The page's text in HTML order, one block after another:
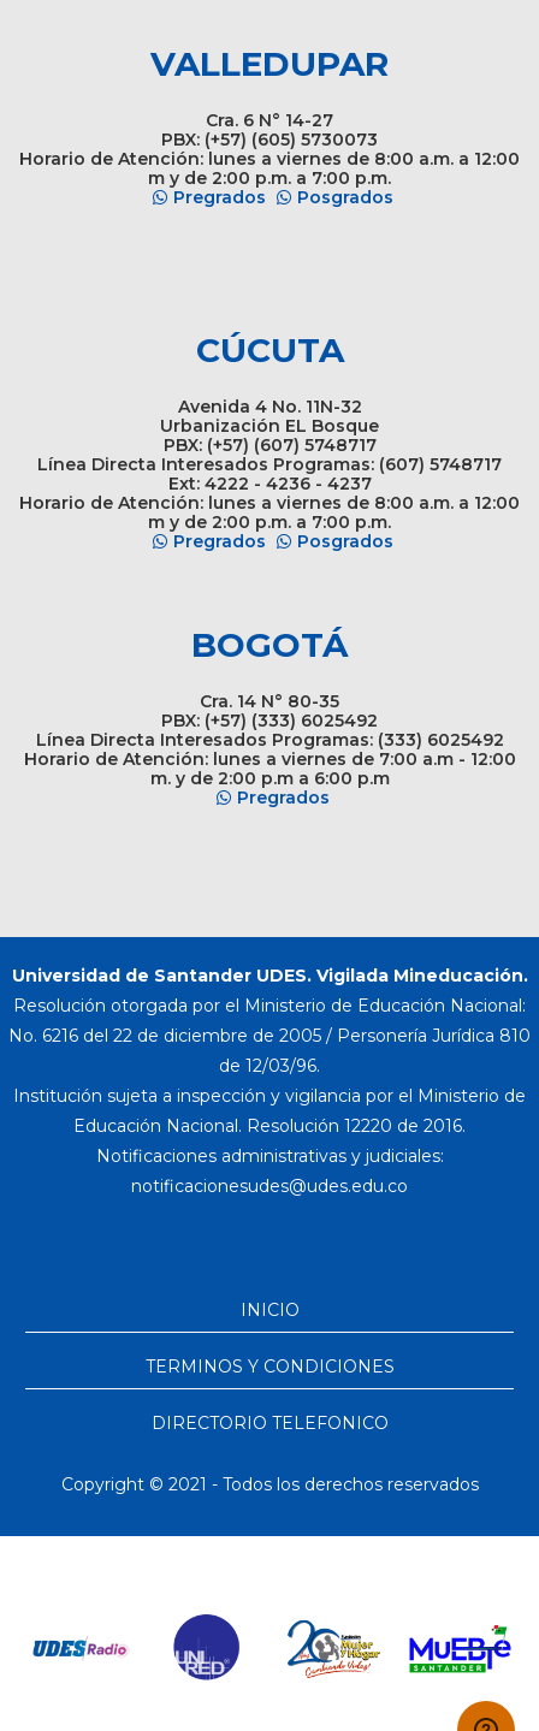
VALLEDUPAR
Cra. 6 N° 14-27
PBX: (+57) (605) 5730073
Horario de Atención: lunes a viernes de 8:00 a.m. a 12:00
m y de 2:00 p.m. a 7:00 p.m.
Pregrados
Posgrados
CÚCUTA
Avenida 4 No. 11N-32
Urbanización EL Bosque
PBX: (+57) (607) 5748717
Línea Directa Interesados Programas: (607) 5748717
Ext: 4222 - 4236 - 4237
Horario de Atención: lunes a viernes de 8:00 a.m. a 12:00
m y de 2:00 p.m. a 7:00 p.m.
Pregrados
Posgrados
BOGOTÁ
Cra. 14 N° 80-35
PBX: (+57) (333) 6025492
Línea Directa Interesados Programas: (333) 6025492
Horario de Atención: lunes a viernes de 7:00 a.m - 12:00
m. y de 2:00 p.m a 6:00 p.m
Pregrados
Universidad de Santander UDES. Vigilada Mineducación.
Resolución otorgada por el Ministerio de Educación Nacional:
No. 6216 del 22 de diciembre de 2005 / Personería Jurídica 810
de 12/03/96.
Institución sujeta a inspección y vigilancia por el Ministerio de
Educación Nacional. Resolución 12220 de 2016.
Notificaciones administrativas y judiciales:
INICIO
TERMINOS Y CONDICIONES
DIRECTORIO TELEFONICO
Copyright © 2021 - Todos los derechos reservados